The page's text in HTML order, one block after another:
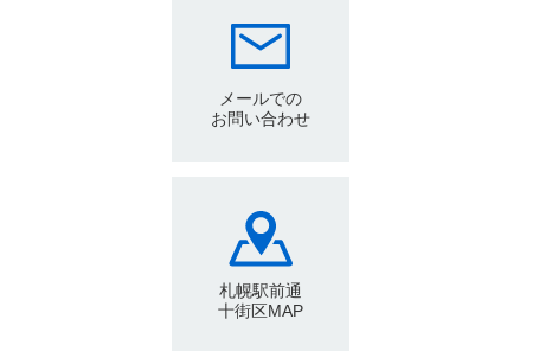
メールでの
お問い合わせ
札幌駅前通
十街区MAP